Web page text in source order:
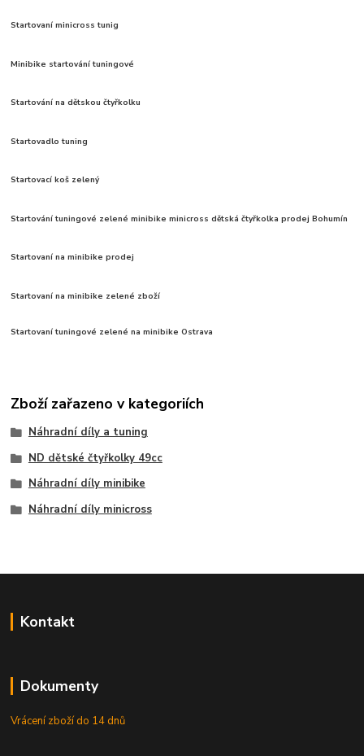
Startovaní minicross tunig
Minibike startování tuningové
Startování na dětskou čtyřkolku
Startovadlo tuning
Startovací koš zelený
Startování tuningové zelené minibike minicross dětská čtyřkolka prodej Bohumín
Startovaní na minibike prodej
Startovaní na minibike zelené zboží
Startovaní tuningové zelené na minibike Ostrava
Zboží zařazeno v kategoriích
Náhradní díly a tuning
ND dětské čtyřkolky 49cc
Náhradní díly minibike
Náhradní díly minicross
Kontakt
Dokumenty
Vrácení zboží do 14 dnů